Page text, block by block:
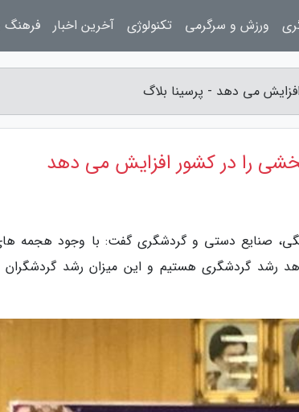
می دهد - پرسینا بلاگ
را در کشور افزایش می دهد
صنایع دستی و گردشگری گفت: با وجود هجمه
رشد گردشگری هستیم و این میزان رشد گردشگران
ورزش و سرگرمی تکنولوژی آخرین اخبار فرهنگ